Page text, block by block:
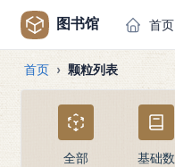
图书馆 首页
首页 颗粒列表
全部
基础数